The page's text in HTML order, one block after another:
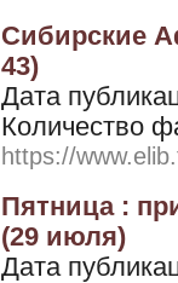
Сибирские
43)
Дата
Количество
https://
Пятница :
(29 июля)
Дата